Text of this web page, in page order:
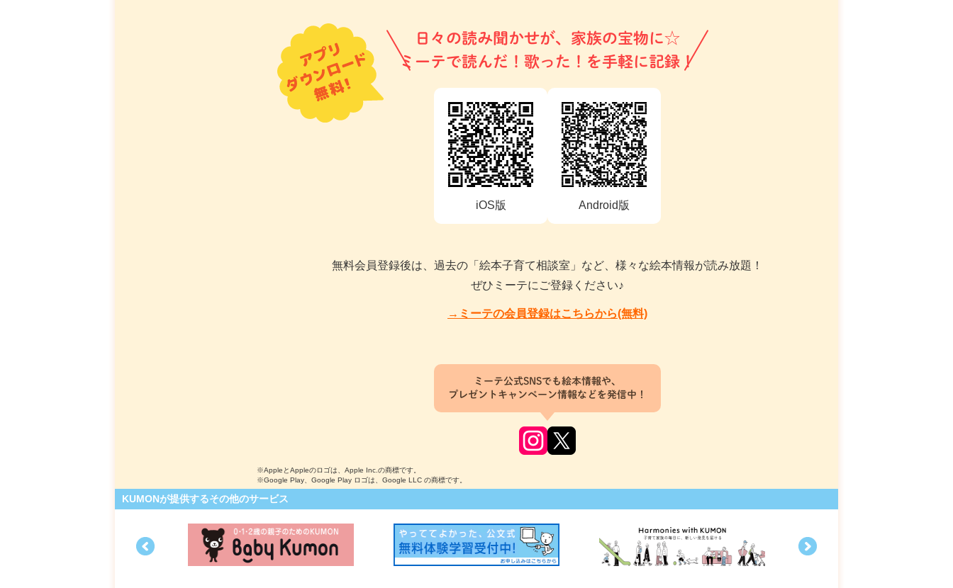
日々の読み聞かせが、家族の宝物に☆
ミーテで読んだ！歌った！を手軽に記録！
iOS版 Android版
無料会員登録後は、過去の「絵本子育て相談室」など、様々な絵本情報が読み放題！
ぜひミーテにご登録ください♪
→ミーテの会員登録はこちらから(無料)
ミーテ公式SNSでも絵本情報や、
プレゼントキャンペーン情報などを発信中！
※AppleとAppleのロゴは、Apple Inc.の商標です。
※Google Play、Google Play ロゴは、Google LLC の商標です。
KUMONが提供するその他のサービス